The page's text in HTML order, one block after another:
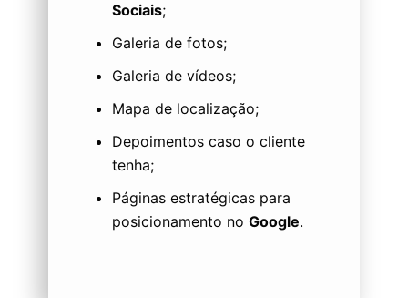
Sociais;
Galeria de fotos;
Galeria de vídeos;
Mapa de localização;
Depoimentos caso o cliente
tenha;
Páginas estratégicas para
posicionamento no Google.